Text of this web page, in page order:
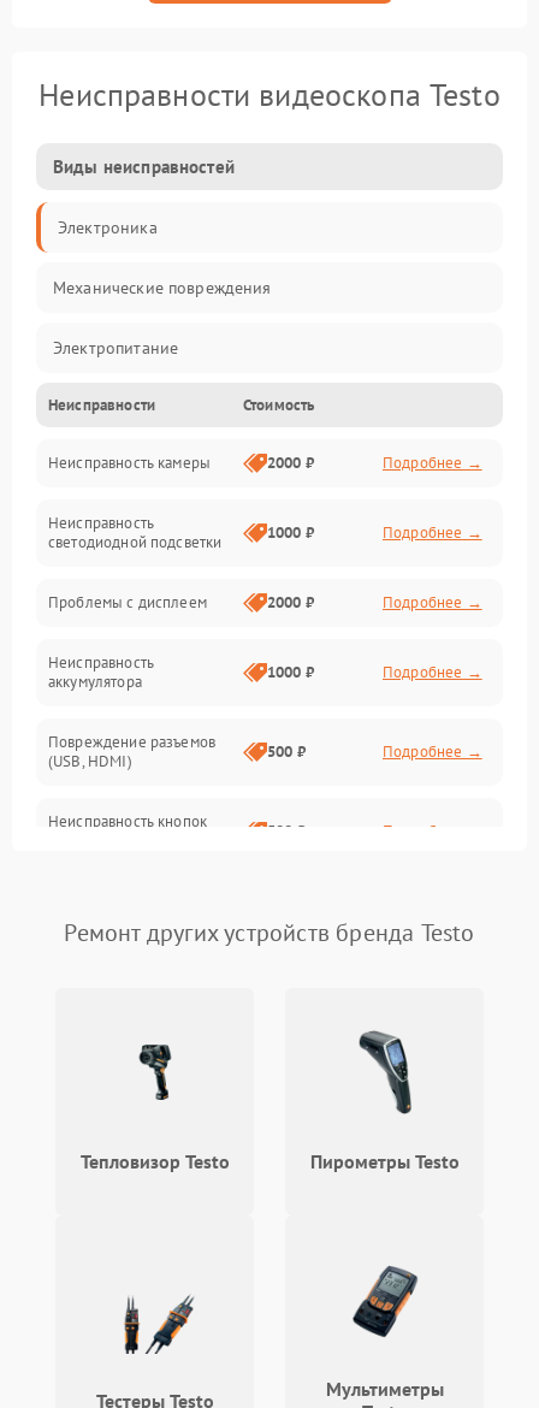
Неисправности видеоскопа Testo
Виды неисправностей
Электроника
Механические повреждения
Электропитание
Видео
Хранение данных
Управление
Программное обеспечение
Электроника/Механические
Электронные компоненты
Неисправности Стоимость
Неисправность камеры 2000 ₽ Подробнее →
Неисправность
светодиодной подсветки
1000 ₽ Подробнее →
Проблемы с дисплеем 2000 ₽ Подробнее →
Неисправность
аккумулятора
1000 ₽ Подробнее →
Повреждение разъемов
(USB, HDMI)
500 ₽ Подробнее →
Неисправность кнопок
500 ₽ Подробнее →
плате
Неисправность системы
Подробнее →
изображения
Повреждение внутренних
Подробнее →
охлаждения
Подробнее →
Ремонт других устройств бренда Testo
Тепловизор Testo Пирометры Testo
Тестеры Testo
Мультиметры